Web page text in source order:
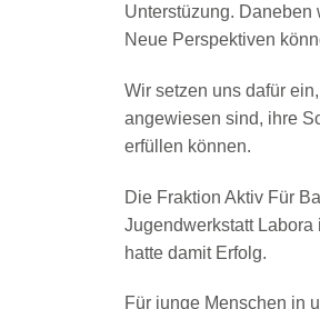
Unterstüzung. Daneben
Neue Perspektiven
Wir setzen uns dafür
angewiesen sind, ihre
erfüllen können.
Die Fraktion Aktiv Für
Jugendwerkstatt
hatte damit Erfolg.
Für junge Menschen in